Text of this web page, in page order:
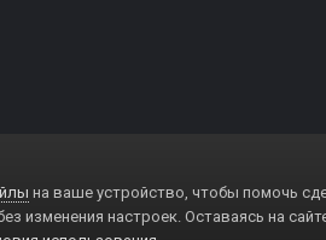
на ваше устройство, чтобы помочь
изменения настроек. Оставаясь на